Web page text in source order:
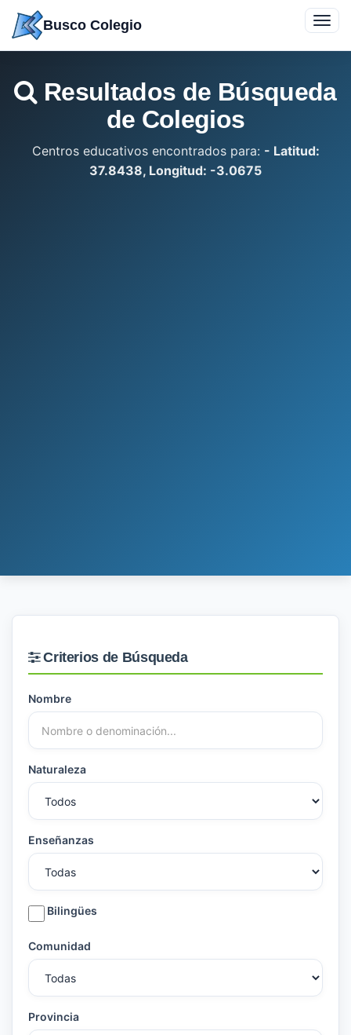
contenido
Busco Colegio
Resultados de Búsqueda
de Colegios
Centros educativos encontrados para: - Latitud:
37.8438, Longitud: -3.0675
Criterios de Búsqueda
Nombre
Naturaleza
Enseñanzas
Bilingües
Comunidad
Provincia